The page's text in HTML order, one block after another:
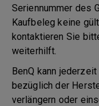
Seriennummer des
Kaufbeleg keine
kontaktieren Sie
weiterhilft.
BenQ kann
bezüglich der
verlängern oder